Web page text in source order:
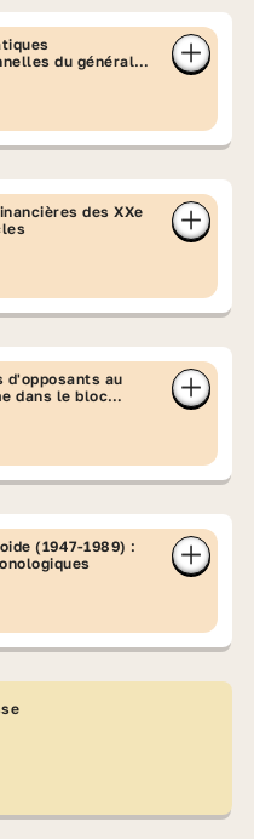
du général
des XXe
d'opposants au
dans le bloc
(1947-1989) :